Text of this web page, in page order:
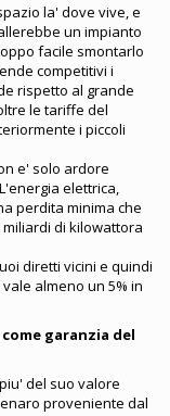
la' dove vive, e
un impianto
facile smontarlo
competitivi i
rispetto al grande
le tariffe del
i piccoli
e' solo ardore
elettrica,
perdita minima che
di kilowattora
diretti vicini e quindi
almeno un 5% in
garanzia del
del suo valore
proveniente dal